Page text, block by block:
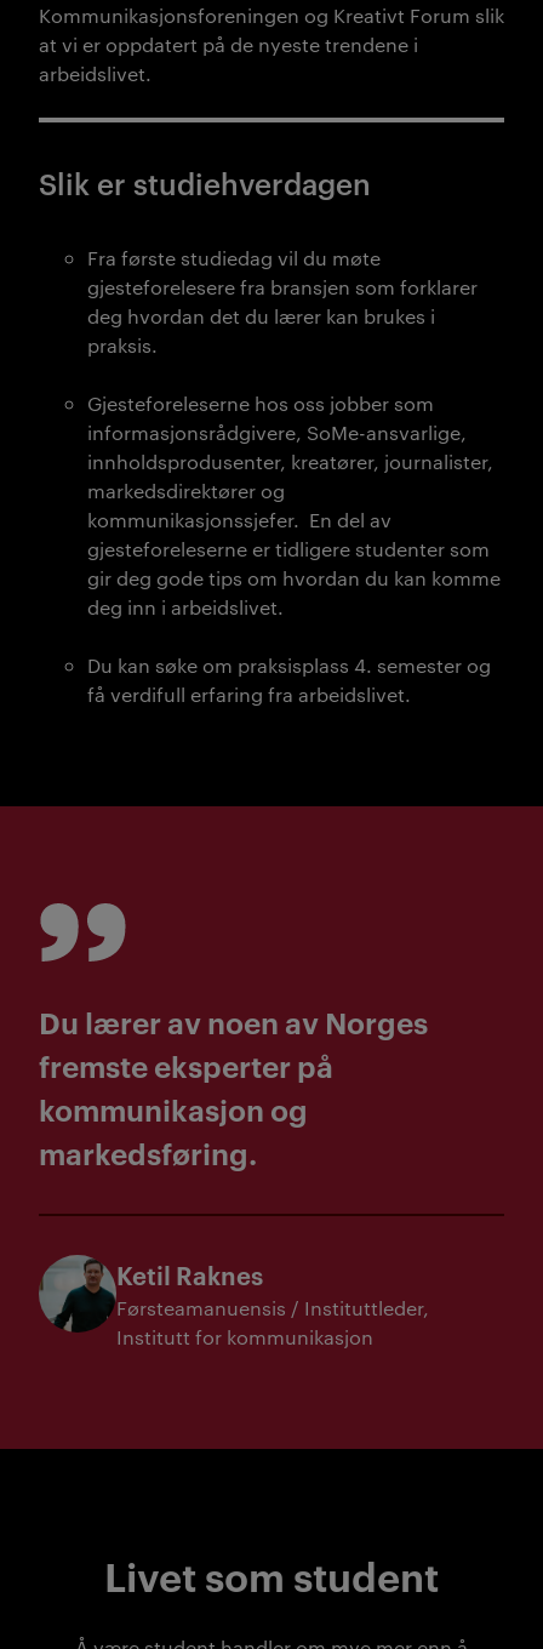
Kommunikasjonsforeningen og Kreativt Forum slik
at vi er oppdatert på de nyeste trendene i
arbeidslivet.
Slik er studiehverdagen
Fra første studiedag vil du møte
gjesteforelesere fra bransjen som forklarer
deg hvordan det du lærer kan brukes i
praksis.
Gjesteforeleserne hos oss jobber som
informasjonsrådgivere, SoMe-ansvarlige,
innholdsprodusenter, kreatører, journalister,
markedsdirektører og
kommunikasjonssjefer. En del av
gjesteforeleserne er tidligere studenter som
gir deg gode tips om hvordan du kan komme
deg inn i arbeidslivet.
Du kan søke om praksisplass 4. semester og
få verdifull erfaring fra arbeidslivet.
Du lærer av noen av Norges
fremste eksperter på
kommunikasjon og
markedsføring.
Ketil Raknes
Førsteamanuensis / Instituttleder
Institutt for kommunikasjon
Livet som student